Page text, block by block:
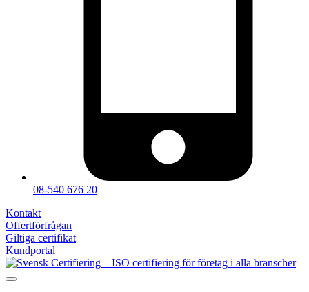
08-540 676 20
Kontakt
Offertförfrågan
Giltiga certifikat
Kundportal